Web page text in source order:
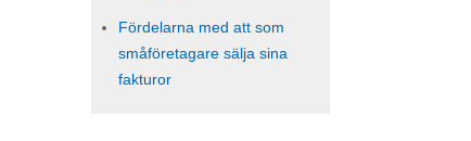
Fördelarna med att som
småföretagare sälja sina
fakturor